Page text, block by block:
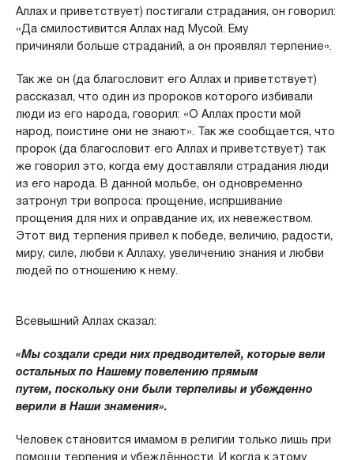
Аллах и приветствует) постигали страдания, он говорил:
«Да смилостивится Аллах над Мусой. Ему
причиняли больше страданий, а он проявлял терпение».
Так же он (да благословит его Аллах и приветствует)
рассказал, что один из пророков которого избивали
люди из его народа, говорил: «О Аллах прости мой
народ, поистине они не знают». Так же сообщается, что
пророк (да благословит его Аллах и приветствует) так
же говорил это, когда ему доставляли страдания люди
из его народа. В данной мольбе, он одновременно
затронул три вопроса: прощение, испршивание
прощения для них и оправдание их, их невежеством.
Этот вид терпения привел к победе, величию, радости,
миру, силе, любви к Аллаху, увеличению знания и любви
людей по отношению к нему.
Всевышний Аллах сказал:
«Мы создали среди них предводителей, которые вели
остальных по Нашему повелению прямым
путем, поскольку они были терпеливы и убежденно
верили в Наши знамения».
Человек становится имамом в религии только лишь при
помощи терпения и убеждённости. И когда к этому